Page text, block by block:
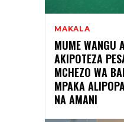
MAKALA
MUME WANGU
AKIPOTEZA
MCHEZO WA
MPAKA
NA AMANI